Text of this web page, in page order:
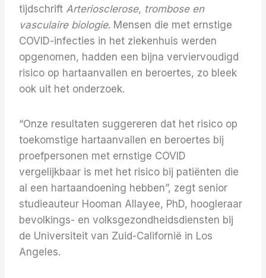
tijdschrift Arteriosclerose, trombose en
vasculaire biologie. Mensen die met ernstige
COVID-infecties in het ziekenhuis werden
opgenomen, hadden een bijna verviervoudigd
risico op hartaanvallen en beroertes, zo bleek
ook uit het onderzoek.
“Onze resultaten suggereren dat het risico op
toekomstige hartaanvallen en beroertes bij
proefpersonen met ernstige COVID
vergelijkbaar is met het risico bij patiënten die
al een hartaandoening hebben”, zegt senior
studieauteur Hooman Allayee, PhD, hoogleraar
bevolkings- en volksgezondheidsdiensten bij
de Universiteit van Zuid-Californië in Los
Angeles.